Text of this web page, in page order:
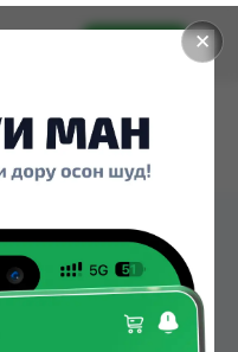
✕
Установить
ГЕЛЬ